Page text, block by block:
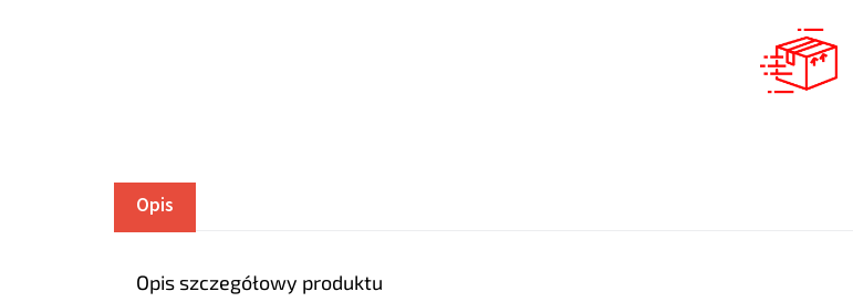
Opis
Opis szczegółowy produktu